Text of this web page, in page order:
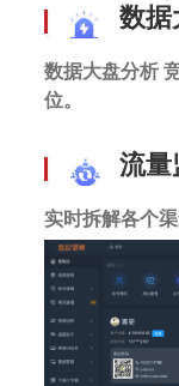
数据
数据大盘分析
位。
流量
实时拆解各个